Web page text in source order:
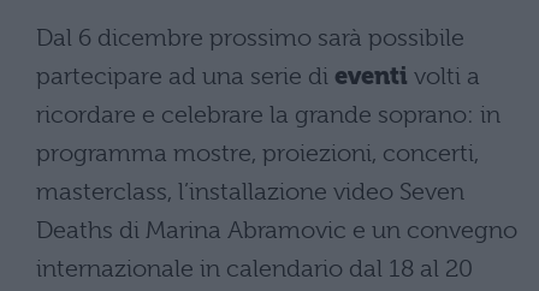
Dal 6 dicembre prossimo sarà possibile
partecipare ad una serie di eventi volti a
ricordare e celebrare la grande soprano: in
programma mostre, proiezioni, concerti,
masterclass, l’installazione video Seven
Deaths di Marina Abramovic e un convegno
internazionale in calendario dal 18 al 20